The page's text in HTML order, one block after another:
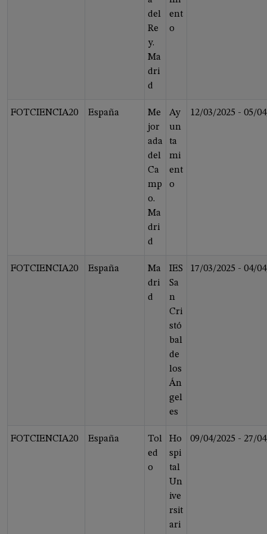
del
Re
y.
Ma
dri
d
ent
o
FOTCIENCIA20 España
Me
jor
ada
del
Ca
mp
o.
Ma
dri
d
Ay
un
ta
mi
ent
o
12/03/2025 - 05/
FOTCIENCIA20 España
Ma
dri
d
IES
Sa
n
Cri
stó
bal
de
los
Án
gel
es
17/03/2025 - 04/
FOTCIENCIA20 España
Tol
ed
o
Ho
spi
tal
Un
ive
rsit
ari
09/04/2025 - 27/